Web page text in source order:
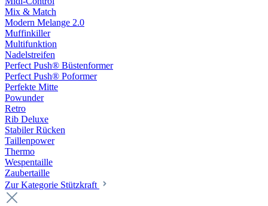
Mix & Match
Modern Melange 2.0
Muffinkiller
Multifunktion
Nadelstreifen
Perfect Push® Büstenformer
Perfect Push® Poformer
Perfekte Mitte
Powunder
Retro
Rib Deluxe
Stabiler Rücken
Taillenpower
Thermo
Wespentaille
Zaubertaille
Zur Kategorie Stützkraft